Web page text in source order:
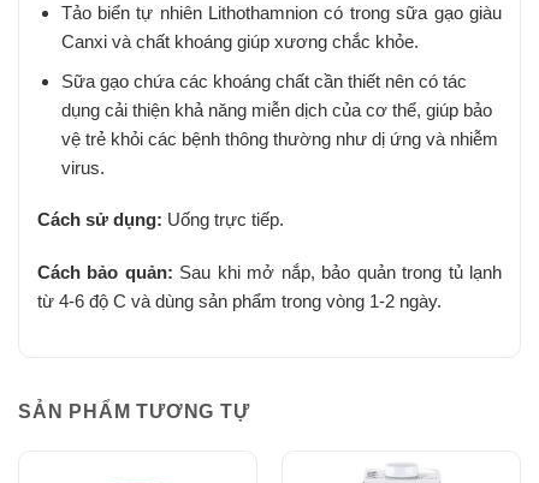
Tảo biển tự nhiên Lithothamnion có trong sữa gạo giàu
Canxi và chất khoáng giúp xương chắc khỏe.
Sữa gạo chứa các khoáng chất cần thiết nên có tác
dụng cải thiện khả năng miễn dịch của cơ thể, giúp bảo
vệ trẻ khỏi các bệnh thông thường như dị ứng và nhiễm
virus.
Cách sử dụng: Uống trực tiếp.
Cách bảo quản: Sau khi mở nắp, bảo quản trong tủ lạnh
từ 4-6 độ C và dùng sản phẩm trong vòng 1-2 ngày.
SẢN PHẨM TƯƠNG TỰ